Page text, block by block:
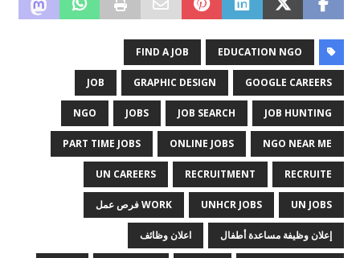
EDUCATION NGO
FIND A JOB
GOOGLE CAREERS
GRAPHIC DESIGN
JOB
JOB HUNTING
JOB SEARCH
JOBS
NGO
NGO NEAR ME
ONLINE JOBS
PART TIME JOBS
RECRUITE
RECRUITMENT
UN CAREERS
UN JOBS
UNHCR JOBS WORK فرص عمل
إعلان وظيفة مساعدة أطفال اعلان وظائف